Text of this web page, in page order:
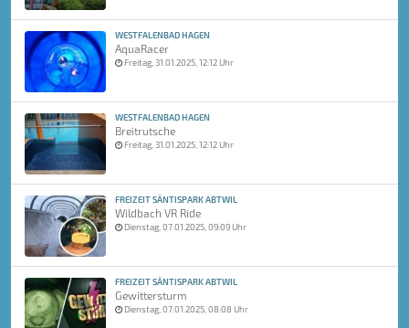
WESTFALENBAD HAGEN
AquaRacer
Freitag, 31.01.2025, 12:12 Uhr
WESTFALENBAD HAGEN
Breitrutsche
Freitag, 31.01.2025, 12:12 Uhr
FREIZEIT SÄNTISPARK ABTWIL
Wildbach VR Ride
Dienstag, 07.01.2025, 09:09 Uhr
FREIZEIT SÄNTISPARK ABTWIL
Gewittersturm
Dienstag, 07.01.2025, 08:08 Uhr